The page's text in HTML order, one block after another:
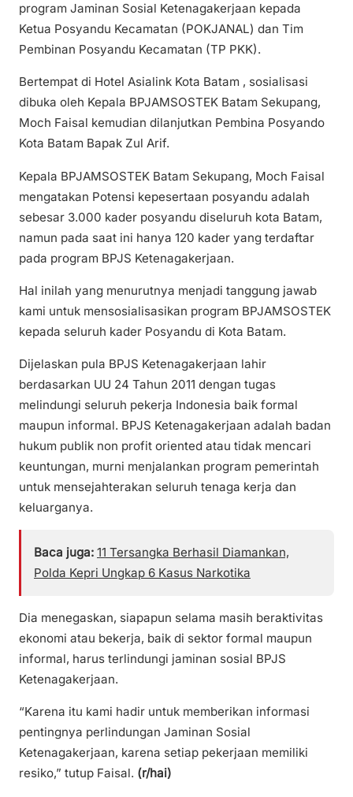
program Jaminan Sosial Ketenagakerjaan kepada
Ketua Posyandu Kecamatan (POKJANAL) dan Tim
Pembinan Posyandu Kecamatan (TP PKK).
Bertempat di Hotel Asialink Kota Batam , sosialisasi
dibuka oleh Kepala BPJAMSOSTEK Batam Sekupang,
Moch Faisal kemudian dilanjutkan Pembina Posyando
Kota Batam Bapak Zul Arif.
Kepala BPJAMSOSTEK Batam Sekupang, Moch Faisal
mengatakan Potensi kepesertaan posyandu adalah
sebesar 3.000 kader posyandu diseluruh kota Batam,
namun pada saat ini hanya 120 kader yang terdaftar
pada program BPJS Ketenagakerjaan.
Hal inilah yang menurutnya menjadi tanggung jawab
kami untuk mensosialisasikan program BPJAMSOSTEK
kepada seluruh kader Posyandu di Kota Batam.
Dijelaskan pula BPJS Ketenagakerjaan lahir
berdasarkan UU 24 Tahun 2011 dengan tugas
melindungi seluruh pekerja Indonesia baik formal
maupun informal. BPJS Ketenagakerjaan adalah badan
hukum publik non profit oriented atau tidak mencari
keuntungan, murni menjalankan program pemerintah
untuk mensejahterakan seluruh tenaga kerja dan
keluarganya.
Baca juga: 11 Tersangka Berhasil Diamankan,
Polda Kepri Ungkap 6 Kasus Narkotika
Dia menegaskan, siapapun selama masih beraktivitas
ekonomi atau bekerja, baik di sektor formal maupun
informal, harus terlindungi jaminan sosial BPJS
Ketenagakerjaan.
“Karena itu kami hadir untuk memberikan informasi
pentingnya perlindungan Jaminan Sosial
Ketenagakerjaan, karena setiap pekerjaan memiliki
resiko,” tutup Faisal. (r/hai)